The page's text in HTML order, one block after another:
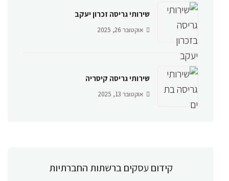
שירותי גריסה זכרון יעקב
אוקטובר 26, 2025
שירותי גריסה קיסריה
אוקטובר 13, 2025
קידום עסקים ברשתות החברתיות